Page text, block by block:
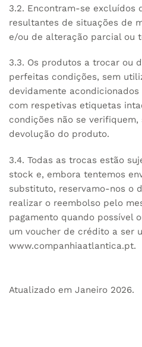
3.2. Encontram-se excluídos
resultantes de situações de
e/ou de alteração parcial ou
3.3. Os produtos a trocar ou
perfeitas condições, sem
devidamente
com respetivas etiquetas
condições não se
devolução do produto.
3.4. Todas as trocas estão
stock e, embora tentemos
substituto, reservamo-nos o
realizar o reembolso pelo
pagamento quando possível
um voucher de crédito a ser
www.companhiaatlantica.pt.
Atualizado em Janeiro 2026.